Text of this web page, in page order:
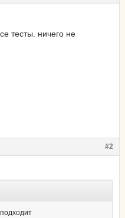
тесты. ничего не
#2